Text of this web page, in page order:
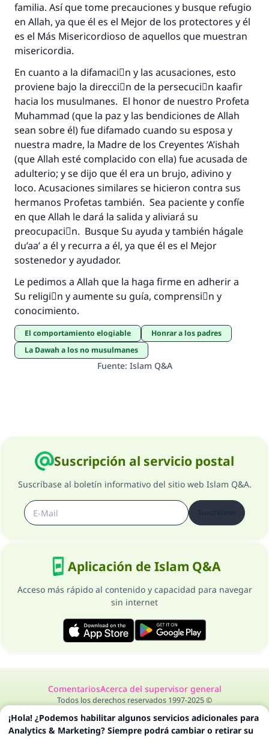
familia. Así que tome precauciones y busque refugio
en Allah, ya que él es el Mejor de los protectores y él
es el Más Misericordioso de aquellos que muestran
misericordia.
En cuanto a la difamaciَn y las acusaciones, esto
proviene bajo la direcciَn de la persecuciَn kaafir
hacia los musulmanes. El honor de nuestro Profeta
Muhammad (que la paz y las bendiciones de Allah
sean sobre él) fue difamado cuando su esposa y
nuestra madre, la Madre de los Creyentes ‘A’ishah
(que Allah esté complacido con ella) fue acusada de
adulterio; y se dijo que él era un brujo, adivino y
loco. Acusaciones similares se hicieron contra sus
hermanos Profetas también. Sea paciente y confíe
en que Allah le dará la salida y aliviará su
preocupaciَn. Busque Su ayuda y también hágale
du’aa’ a él y recurra a él, ya que él es el Mejor
sostenedor y ayudador.
Le pedimos a Allah que la haga firme en adherir a
Su religiَn y aumente su guía, comprensiَn y
conocimiento.
El comportamiento elogiable
Honrar a los padres
La Dawah a los no musulmanes
Fuente: Islam Q&A
Suscripción al servicio postal
Suscríbase al boletín informativo del sitio web Islam Q&A.
Aplicación de Islam Q&A
Acceso más rápido al contenido y capacidad para navegar
sin internet
ComentariosAcerca del supervisor general
Todos los derechos reservados 1997-2025 ©
¡Hola! ¿Podemos habilitar algunos servicios adicionales para
Analytics & Marketing? Siempre podrá cambiar o retirar su